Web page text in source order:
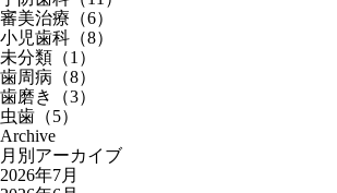
審美治療（6）
小児歯科（8）
未分類（1）
歯周病（8）
歯磨き（3）
虫歯（5）
Archive
月別アーカイブ
2026年7月